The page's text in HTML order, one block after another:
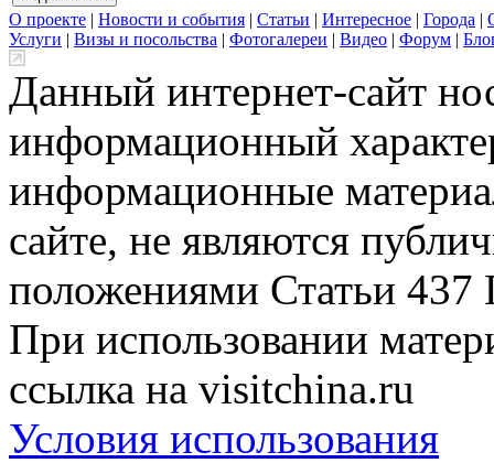
О проекте | Новости и события | Статьи | Интересное | Города |
Услуги | Визы и посольства | Фотогалереи | Видео | Форум |
Данный интернет-сайт
информационный
информационные
сайте, не являются
положениями Статьи 437
При использовании
ссылка на visitchina.ru
Условия использования